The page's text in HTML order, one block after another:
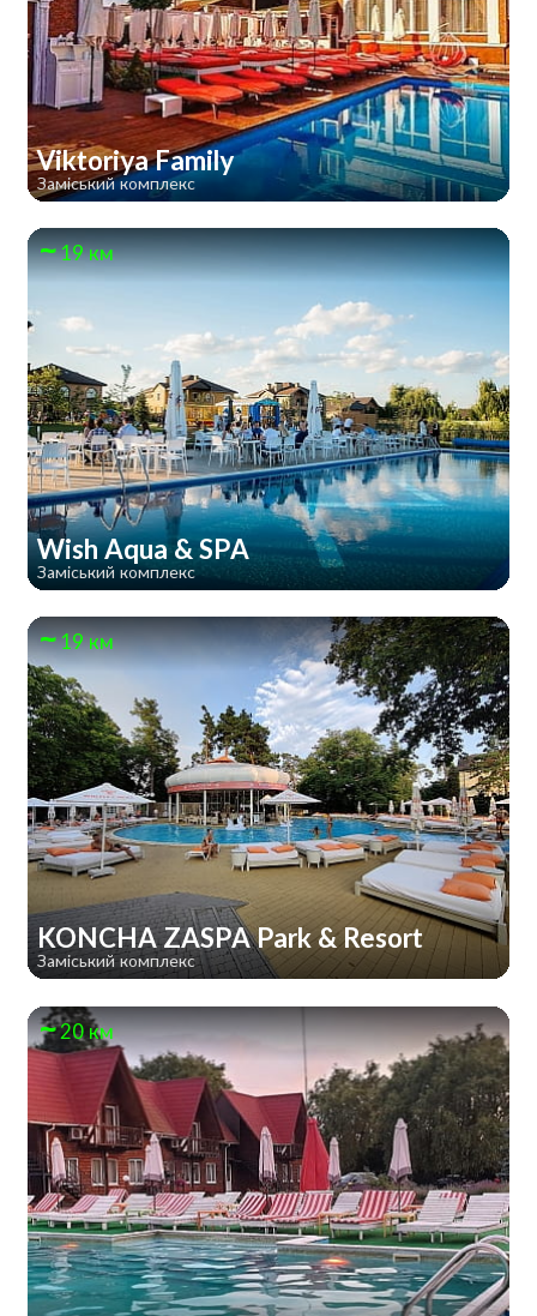
Viktoriya Family
Заміський комплекс
19 км
Wish Aqua & SPA
Заміський комплекс
19 км
KONCHA ZASPA Park & Resort
Заміський комплекс
20 км